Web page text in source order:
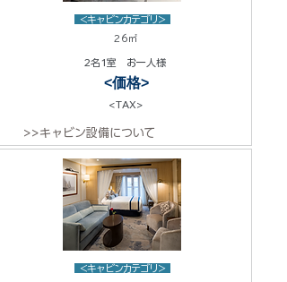
<キャビンカテゴリ>
26㎡
2名1室 お一人様
<価格>
<TAX>
>>キャビン設備について
<キャビンカテゴリ>